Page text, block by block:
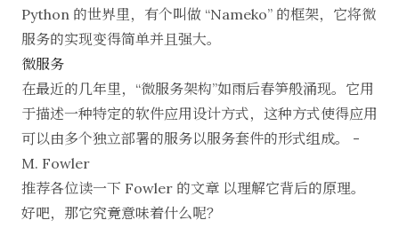
Python 的世界里，有个叫做 “Nameko” 的框架，它将微
服务的实现变得简单并且强大。
微服务
在最近的几年里，“微服务架构”如雨后春笋般涌现。它用
于描述一种特定的软件应用设计方式，这种方式使得应用
可以由多个独立部署的服务以服务套件的形式组成。 -
M. Fowler
推荐各位读一下 Fowler 的文章 以理解它背后的原理。
好吧，那它究竟意味着什么呢？